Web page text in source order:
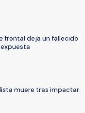
frontal deja un fallecido
muere tras impactar